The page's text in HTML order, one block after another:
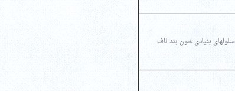
سلولهای بنیادی خون بند ناف